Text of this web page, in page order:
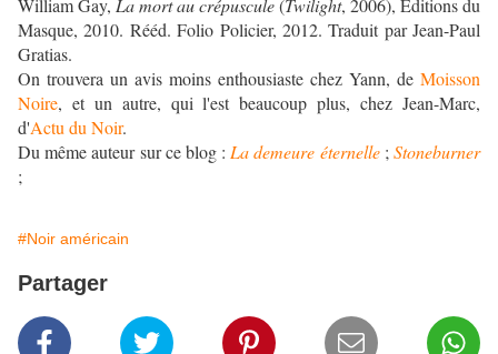
William Gay, La mort au crépuscule(Twilight, 2006), Éditions du
Masque, 2010. Rééd. Folio Policier, 2012. Traduit par Jean-Paul
Gratias.
On trouvera un avis moins enthousiaste chez Yann, de Moisson
Noire, et un autre, qui l'est beaucoup plus, chez Jean-Marc,
d'Actu du Noir.
Du même auteur sur ce blog : La demeure éternelle;Stoneburner
;
#Noir américain
Partager